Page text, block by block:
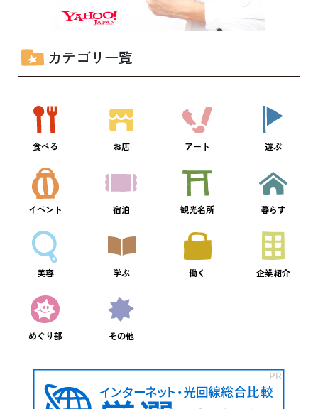
カテゴリ一覧
食べる お店 アート 遊ぶ
イベント 宿泊 観光名所 暮らす
美容 学ぶ 働く 企業紹介
めぐり部 その他